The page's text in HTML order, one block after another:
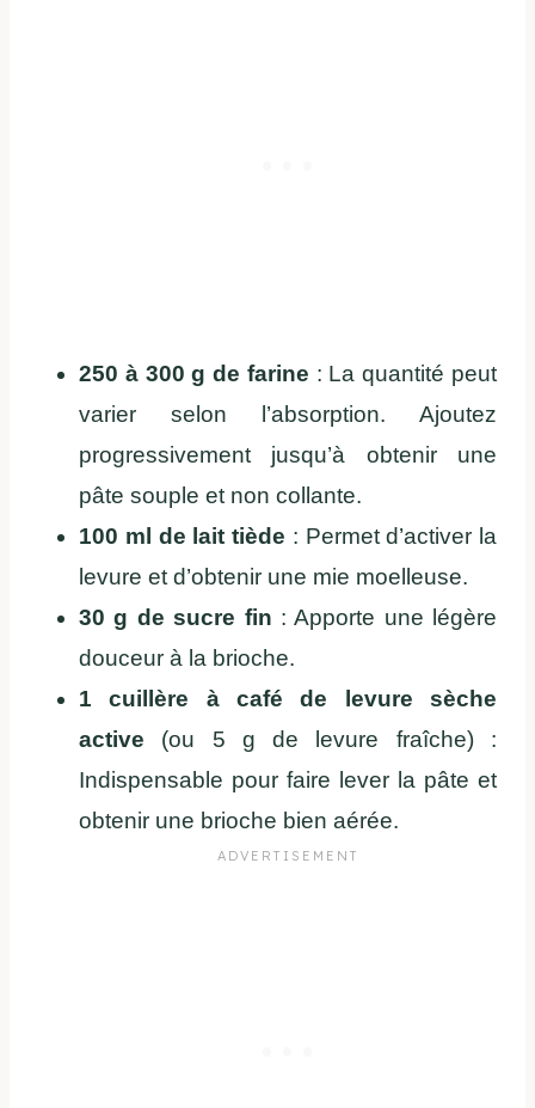
250 à 300 g de farine : La quantité peut
varier selon l’absorption. Ajoutez
progressivement jusqu’à obtenir une
pâte souple et non collante.
100 ml de lait tiède : Permet d’activer la
levure et d’obtenir une mie moelleuse.
30 g de sucre fin : Apporte une légère
douceur à la brioche.
1 cuillère à café de levure sèche
active (ou 5 g de levure fraîche) :
Indispensable pour faire lever la pâte et
obtenir une brioche bien aérée.